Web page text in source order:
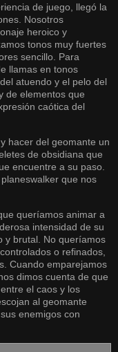
de juego, llegó la
Nosotros
heroico y
tonos muy fuertes
sencillo. Para
llamas en tonos
atuendo y el pelo del
de elementos que
caótica del
hacer del geomante un
de obsidiana que
encuentre a su paso.
que nos
queríamos animar a
intensidad de su
y brutal. No queríamos
o refinados,
Cuando emparejamos
dimos cuenta de que
el caos y los
al geomante
enemigos con